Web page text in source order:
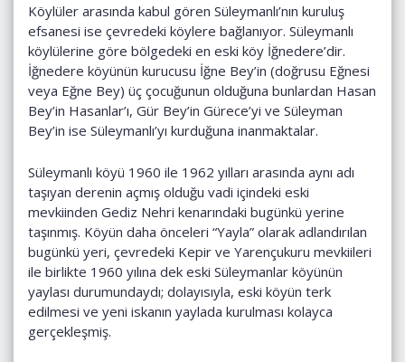
Köylüler arasında kabul gören Süleymanlı’nın kuruluş
efsanesi ise çevredeki köylere bağlanıyor. Süleymanlı
köylülerine göre bölgedeki en eski köy İğnedere’dir.
İğnedere köyünün kurucusu İğne Bey’in (doğrusu Eğnesi
veya Eğne Bey) üç çocuğunun olduğuna bunlardan Hasan
Bey’in Hasanlar’ı, Gür Bey’in Gürece’yi ve Süleyman
Bey’in ise Süleymanlı’yı kurduğuna inanmaktalar.
Süleymanlı köyü 1960 ile 1962 yılları arasında aynı adı
taşıyan derenin açmış olduğu vadi içindeki eski
mevkiinden Gediz Nehri kenarındaki bugünkü yerine
taşınmış. Köyün daha önceleri “Yayla” olarak adlandırılan
bugünkü yeri, çevredeki Kepir ve Yarençukuru mevkiileri
ile birlikte 1960 yılına dek eski Süleymanlar köyünün
yaylası durumundaydı; dolayısıyla, eski köyün terk
edilmesi ve yeni iskanın yaylada kurulması kolayca
gerçekleşmiş.